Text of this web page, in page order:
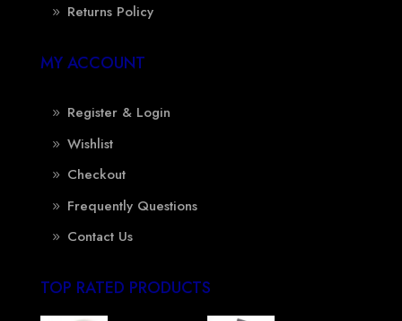
Returns Policy
MY ACCOUNT
Register & Login
Wishlist
Checkout
Frequently Questions
Contact Us
TOP RATED PRODUCTS